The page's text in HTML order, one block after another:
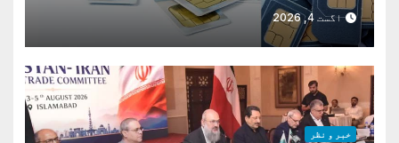
اگست 4, 2026
خبر و نظر